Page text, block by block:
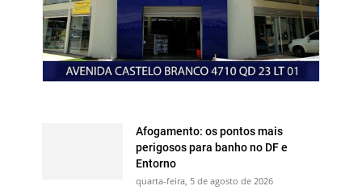
Afogamento: os pontos mais
perigosos para banho no DF e
Entorno
quarta-feira, 5 de agosto de 2026